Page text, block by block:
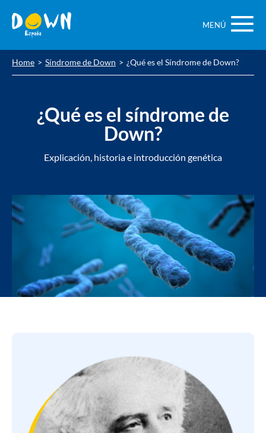
contenido
MENÚ
Home Síndrome de Down ¿Qué es el Síndrome de Down?
¿Qué es el síndrome de
Down?
Explicación, historia e introducción genética